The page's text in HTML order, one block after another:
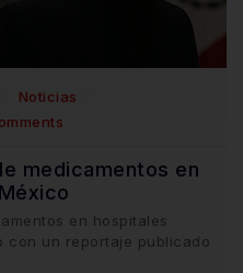
Noticias
medicamentos en
en hospitales
con un reportaje publicado